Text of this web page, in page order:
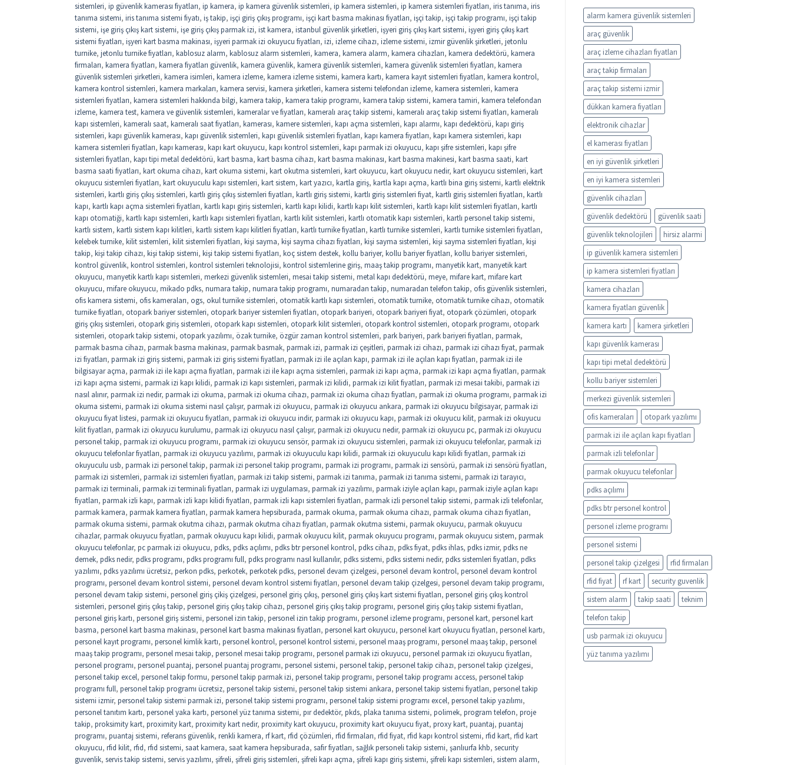
sistemleri, ip güvenlik kamerası fiyatları, ip kamera, ip kamera güvenlik sistemleri, ip kamera sistemleri, ip kamera sistemleri fiyatları, iris tanıma, iris
tanıma sistemi, iris tanıma sistemi fiyatı, iş takip, işçi giriş çıkış programı, işçi kart basma makinası fiyatları, işçi takip, işçi takip programı, işçi takip
sistemi, işe giriş çıkış kart sistemi, işe giriş çıkış parmak izi, ist kamera, istanbul güvenlik şirketleri, işyeri giriş çıkış kart sistemi, işyeri giriş çıkış kart
sistemi fiyatları, işyeri kart basma makinası, işyeri parmak izi okuyucu fiyatları, izi, izleme cihazı, izleme sistemi, izmir güvenlik şirketleri, jetonlu
turnike, jetonlu turnike fiyatları, kablosuz alarm, kablosuz alarm sistemleri, kamera, kamera alarm, kamera cihazları, kamera dedektörü, kamera
firmaları, kamera fiyatları, kamera fiyatları güvenlik, kamera güvenlik, kamera güvenlik sistemleri, kamera güvenlik sistemleri fiyatları, kamera
güvenlik sistemleri şirketleri, kamera isimleri, kamera izleme, kamera izleme sistemi, kamera kartı, kamera kayıt sistemleri fiyatları, kamera kontrol,
kamera kontrol sistemleri, kamera markaları, kamera servisi, kamera şirketleri, kamera sistemi telefondan izleme, kamera sistemleri, kamera
sistemleri fiyatları, kamera sistemleri hakkında bilgi, kamera takip, kamera takip programı, kamera takip sistemi, kamera tamiri, kamera telefondan
izleme, kamera test, kamera ve güvenlik sistemleri, kameralar ve fiyatları, kameralı araç takip sistemi, kameralı araç takip sistemi fiyatları, kameralı
kapı sistemleri, kameralı saat, kameralı saat fiyatları, kamerası, kamere sistemleri, kapı açma sistemleri, kapı alarmı, kapı dedektörü, kapı giriş
sistemleri, kapı güvenlik kamerası, kapı güvenlik sistemleri, kapı güvenlik sistemleri fiyatları, kapı kamera fiyatları, kapı kamera sistemleri, kapı
kamera sistemleri fiyatları, kapı kamerası, kapı kart okuyucu, kapı kontrol sistemleri, kapı parmak izi okuyucu, kapı şifre sistemleri, kapı şifre
sistemleri fiyatları, kapı tipi metal dedektörü, kart basma, kart basma cihazı, kart basma makinası, kart basma makinesi, kart basma saati, kart
basma saati fiyatları, kart okuma cihazı, kart okuma sistemi, kart okutma sistemleri, kart okuyucu, kart okuyucu nedir, kart okuyucu sistemleri, kart
okuyucu sistemleri fiyatları, kart okuyuculu kapı sistemleri, kart sistem, kart yazıcı, kartla giriş, kartla kapı açma, kartlı bina giriş sistemi, kartlı elektrik
sistemleri, kartlı giriş çıkış sistemleri, kartlı giriş çıkış sistemleri fiyatları, kartlı giriş sistemi, kartlı giriş sistemleri fiyat, kartlı giriş sistemleri fiyatları, kartlı
kapı, kartlı kapı açma sistemleri fiyatları, kartlı kapı giriş sistemleri, kartlı kapı kilidi, kartlı kapı kilit sistemleri, kartlı kapı kilit sistemleri fiyatları, kartlı
kapı otomatiği, kartlı kapı sistemleri, kartlı kapı sistemleri fiyatları, kartlı kilit sistemleri, kartlı otomatik kapı sistemleri, kartlı personel takip sistemi,
kartlı sistem, kartlı sistem kapı kilitleri, kartlı sistem kapı kilitleri fiyatları, kartlı turnike fiyatları, kartlı turnike sistemleri, kartlı turnike sistemleri fiyatları,
kelebek turnike, kilit sistemleri, kilit sistemleri fiyatları, kişi sayma, kişi sayma cihazı fiyatları, kişi sayma sistemleri, kişi sayma sistemleri fiyatları, kişi
takip, kişi takip cihazı, kişi takip sistemi, kişi takip sistemi fiyatları, koç sistem destek, kollu bariyer, kollu bariyer fiyatları, kollu bariyer sistemleri,
kontrol güvenlik, kontrol sistemleri, kontrol sistemleri teknolojisi, kontrol sistemlerine giriş, maaş takip programı, manyetik kart, manyetik kart
okuyucu, manyetik kartlı kapı sistemleri, merkezi güvenlik sistemleri, mesai takip sistemi, metal kapı dedektörü, meye, mifare kart, mifare kart
okuyucu, mifare okuyucu, mikado pdks, numara takip, numara takip programı, numaradan takip, numaradan telefon takip, ofis güvenlik sistemleri,
ofis kamera sistemi, ofis kameraları, ogs, okul turnike sistemleri, otomatik kartlı kapı sistemleri, otomatik turnike, otomatik turnike cihazı, otomatik
turnike fiyatları, otopark bariyer sistemleri, otopark bariyer sistemleri fiyatları, otopark bariyeri, otopark bariyeri fiyat, otopark çözümleri, otopark
giriş çıkış sistemleri, otopark giriş sistemleri, otopark kapı sistemleri, otopark kilit sistemleri, otopark kontrol sistemleri, otopark programı, otopark
sistemleri, otopark takip sistemi, otopark yazılımı, özak turnike, özgür zaman kontrol sistemleri, park bariyeri, park bariyeri fiyatları, parmak,
parmak basma cihazı, parmak basma makinası, parmak basmak, parmak izi, parmak izi çeşitleri, parmak izi cihazı, parmak izi cihazı fiyat, parmak
izi fiyatları, parmak izi giriş sistemi, parmak izi giriş sistemi fiyatları, parmak izi ile açılan kapı, parmak izi ile açılan kapı fiyatları, parmak izi ile
bilgisayar açma, parmak izi ile kapı açma fiyatları, parmak izi ile kapı açma sistemleri, parmak izi kapı açma, parmak izi kapı açma fiyatları, parmak
izi kapı açma sistemi, parmak izi kapı kilidi, parmak izi kapı sistemleri, parmak izi kilidi, parmak izi kilit fiyatları, parmak izi mesai takibi, parmak izi
nasıl alınır, parmak izi nedir, parmak izi okuma, parmak izi okuma cihazı, parmak izi okuma cihazı fiyatları, parmak izi okuma programı, parmak izi
okuma sistemi, parmak izi okuma sistemi nasıl çalışır, parmak izi okuyucu, parmak izi okuyucu ankara, parmak izi okuyucu bilgisayar, parmak izi
okuyucu fiyat listesi, parmak izi okuyucu fiyatları, parmak izi okuyucu indir, parmak izi okuyucu kapı, parmak izi okuyucu kilit, parmak izi okuyucu
kilit fiyatları, parmak izi okuyucu kurulumu, parmak izi okuyucu nasıl çalışır, parmak izi okuyucu nedir, parmak izi okuyucu pc, parmak izi okuyucu
personel takip, parmak izi okuyucu programı, parmak izi okuyucu sensör, parmak izi okuyucu sistemleri, parmak izi okuyucu telefonlar, parmak izi
okuyucu telefonlar fiyatları, parmak izi okuyucu yazılımı, parmak izi okuyuculu kapı kilidi, parmak izi okuyuculu kapı kilidi fiyatları, parmak izi
okuyuculu usb, parmak izi personel takip, parmak izi personel takip programı, parmak izi programı, parmak izi sensörü, parmak izi sensörü fiyatları,
parmak izi sistemleri, parmak izi sistemleri fiyatları, parmak izi takip sistemi, parmak izi tanıma, parmak izi tanıma sistemi, parmak izi tarayıcı,
parmak izi terminali, parmak izi terminali fiyatları, parmak izi uygulaması, parmak izi yazılımı, parmak iziyle açılan kapı, parmak iziyle açılan kapı
fiyatları, parmak izli kapı, parmak izli kapı kilidi fiyatları, parmak izli kapı sistemleri fiyatları, parmak izli personel takip sistemi, parmak izli telefonlar,
parmak kamera, parmak kamera fiyatları, parmak kamera hepsiburada, parmak okuma, parmak okuma cihazı, parmak okuma cihazı fiyatları,
parmak okuma sistemi, parmak okutma cihazı, parmak okutma cihazı fiyatları, parmak okutma sistemi, parmak okuyucu, parmak okuyucu
cihazlar, parmak okuyucu fiyatları, parmak okuyucu kapı kilidi, parmak okuyucu kilit, parmak okuyucu programı, parmak okuyucu sistem, parmak
okuyucu telefonlar, pc parmak izi okuyucu, pdks, pdks açılımı, pdks btr personel kontrol, pdks cihazı, pdks fiyat, pdks ihlas, pdks izmir, pdks ne
demek, pdks nedir, pdks programı, pdks programı full, pdks programı nasıl kullanılır, pdks sistemi, pdks sistemi nedir, pdks sistemleri fiyatları, pdks
yazılımı, pdks yazılımı ücretsiz, perkon pdks, perkotek, perkotek pdks, personel devam çizelgesi, personel devam kontrol, personel devam kontrol
programı, personel devam kontrol sistemi, personel devam kontrol sistemi fiyatları, personel devam takip çizelgesi, personel devam takip programı,
personel devam takip sistemi, personel giriş çikiş çizelgesi, personel giriş çıkış, personel giriş çıkış kart sistemi fiyatları, personel giriş çıkış kontrol
sistemleri, personel giriş çıkış takip, personel giriş çıkış takip cihazı, personel giriş çıkış takip programı, personel giriş çıkış takip sistemi fiyatları,
personel giriş kartı, personel giriş sistemi, personel izin takip, personel izin takip programı, personel izleme programı, personel kart, personel kart
basma, personel kart basma makinası, personel kart basma makinası fiyatları, personel kart okuyucu, personel kart okuyucu fiyatları, personel kartı,
personel kayıt programı, personel kimlik kartı, personel kontrol, personel kontrol sistemi, personel maaş programı, personel maaş takip, personel
maaş takip programı, personel mesai takip, personel mesai takip programı, personel parmak izi okuyucu, personel parmak izi okuyucu fiyatları,
personel programı, personel puantaj, personel puantaj programı, personel sistemi, personel takip, personel takip cihazı, personel takip çizelgesi,
personel takip excel, personel takip formu, personel takip parmak izi, personel takip programı, personel takip programı access, personel takip
programı full, personel takip programı ücretsiz, personel takip sistemi, personel takip sistemi ankara, personel takip sistemi fiyatları, personel takip
sistemi izmir, personel takip sistemi parmak izi, personel takip sistemi programı, personel takip sistemi programı excel, personel takip yazılımı,
personel tanıtım kartı, personel yaka kartı, personel yüz tanıma sistemi, pır dedektör, pkds, plaka tanıma sistemi, polimek, program telefon, proje
takip, proksimity kart, proximity kart, proximity kart nedir, proximity kart okuyucu, proximity kart okuyucu fiyat, proxy kart, puantaj, puantaj
programı, puantaj sistemi, referans güvenlik, renkli kamera, rf kart, rfid çözümleri, rfid firmaları, rfid fiyat, rfid kapı kontrol sistemi, rfid kart, rfid kart
okuyucu, rfid kilit, rfıd, rfıd sistemi, saat kamera, saat kamera hepsiburada, safir fiyatları, sağlık personeli takip sistemi, şanlıurfa khb, security
guvenlik, servis takip sistemi, servis yazılımı, şifreli, şifreli giriş sistemleri, şifreli kapı açma, şifreli kapı giriş sistemi, şifreli kapı sistemleri, sistem alarm,
alarm kamera güvenlik sistemleri
araç güvenlik
araç izleme cihazları fiyatları
araç takip firmaları
araç takip sistemi izmir
dükkan kamera fiyatları
elektronik cihazlar
el kamerası fiyatları
en iyi güvenlik şirketleri
en iyi kamera sistemleri
güvenlik cihazları
güvenlik dedektörü
güvenlik saati
güvenlik teknolojileri
hirsiz alarmi
ip güvenlik kamera sistemleri
ip kamera sistemleri fiyatları
kamera cihazları
kamera fiyatları güvenlik
kamera kartı
kamera şirketleri
kapı güvenlik kamerası
kapı tipi metal dedektörü
kollu bariyer sistemleri
merkezi güvenlik sistemleri
ofis kameraları
otopark yazılımı
parmak izi ile açılan kapı fiyatları
parmak izli telefonlar
parmak okuyucu telefonlar
pdks açılımı
pdks btr personel kontrol
personel izleme programı
personel sistemi
personel takip çizelgesi
rfid firmaları
rfid fiyat
rf kart
security guvenlik
sistem alarm
takip saati
teknim
telefon takip
usb parmak izi okuyucu
yüz tanıma yazılımı